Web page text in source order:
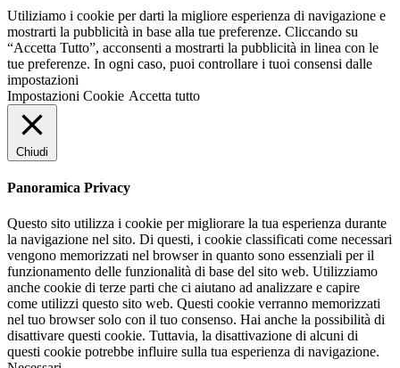
Utiliziamo i cookie per darti la migliore esperienza di navigazione e
mostrarti la pubblicità in base alla tue preferenze. Cliccando su
“Accetta Tutto”, acconsenti a mostrarti la pubblicità in linea con le
tue preferenze. In ogni caso, puoi controllare i tuoi consensi dalle
impostazioni
Impostazioni Cookie Accetta tutto
Chiudi
Panoramica Privacy
Questo sito utilizza i cookie per migliorare la tua esperienza durante
la navigazione nel sito. Di questi, i cookie classificati come necessari
vengono memorizzati nel browser in quanto sono essenziali per il
funzionamento delle funzionalità di base del sito web. Utilizziamo
anche cookie di terze parti che ci aiutano ad analizzare e capire
come utilizzi questo sito web. Questi cookie verranno memorizzati
nel tuo browser solo con il tuo consenso. Hai anche la possibilità di
disattivare questi cookie. Tuttavia, la disattivazione di alcuni di
questi cookie potrebbe influire sulla tua esperienza di navigazione.